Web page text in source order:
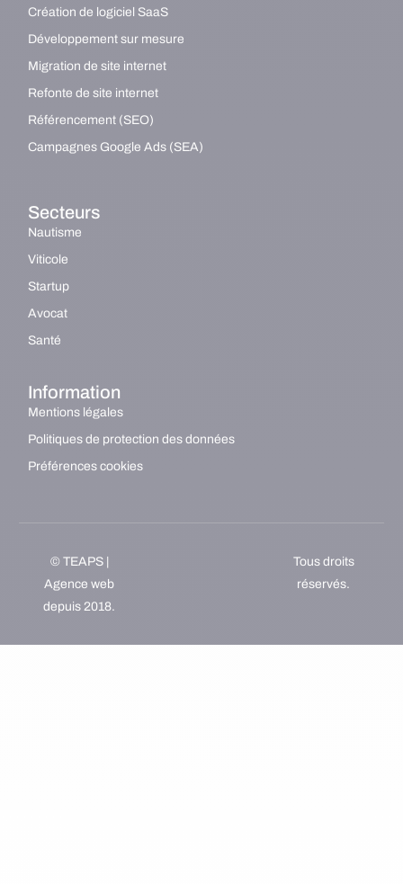
Création de logiciel SaaS
Développement sur mesure
Migration de site internet
Refonte de site internet
Référencement (SEO)
Campagnes Google Ads (SEA)
Secteurs
Nautisme
Viticole
Startup
Avocat
Santé
Information
Mentions légales
Politiques de protection des données
Préférences cookies
© TEAPS |
Agence web
depuis 2018.
Tous droits
réservés.